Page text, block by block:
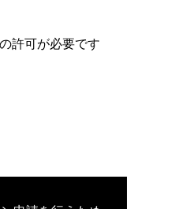
許可が必要です